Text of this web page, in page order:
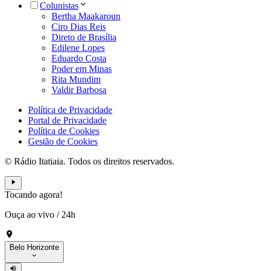
Colunistas
Bertha Maakaroun
Ciro Dias Reis
Direto de Brasília
Edilene Lopes
Eduardo Costa
Poder em Minas
Rita Mundim
Valdir Barbosa
Política de Privacidade
Portal de Privacidade
Política de Cookies
Gestão de Cookies
© Rádio Itatiaia. Todos os direitos reservados.
Tocando agora!
Ouça ao vivo / 24h
Belo Horizonte